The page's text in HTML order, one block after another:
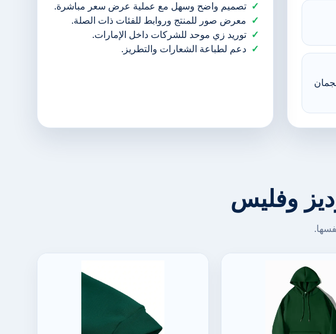
تصميم واضح وسهل مع عملية عرض سعر مباشرة.
معرض صور للمنتج وروابط للفئات ذات الصلة.
توريد زي موحد للشركات داخل الإمارات.
دعم لطباعة الشعارات والتطريز.
وفليس